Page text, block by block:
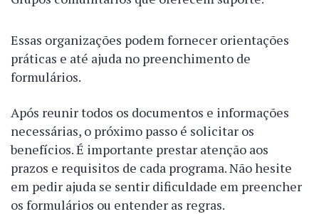
Essas organizações podem fornecer orientações
práticas e até ajuda no preenchimento de
formulários.
Após reunir todos os documentos e informações
necessárias, o próximo passo é solicitar os
benefícios. É importante prestar atenção aos
prazos e requisitos de cada programa. Não hesite
em pedir ajuda se sentir dificuldade em preencher
os formulários ou entender as regras.